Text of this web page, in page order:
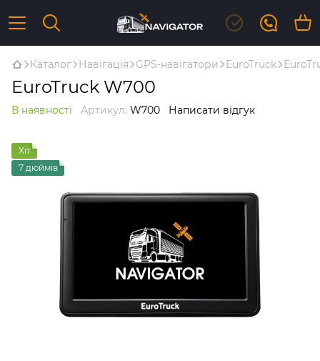
Каталог Навігація GPS-навігатори EuroTruck
EuroTruck W700
В наявності Артикул: W700 Написати відгук
Хіт
7 дюймів